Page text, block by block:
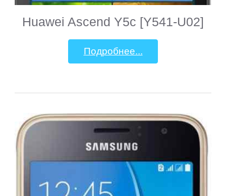
Huawei Ascend Y5c [Y541-U02]
Подробнее...